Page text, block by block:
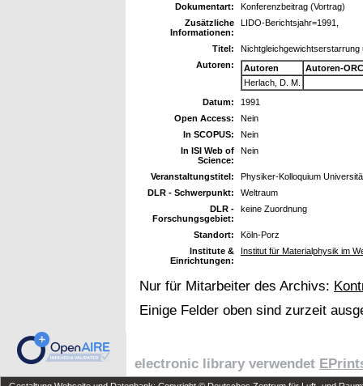
Dokumentart:
Konferenzbeitrag (Vortrag)
Zusätzliche
Informationen:
LIDO-Berichtsjahr=1991,
Titel:
Autoren:
Autoren
Autoren-
Herlach, D. M.
Datum:
1991
Open Access:
Nein
In SCOPUS:
Nein
In ISI Web of
Science:
Nein
Veranstaltungstitel:
Physiker-Kolloquium
DLR - Schwerpunkt:
Weltraum
DLR -
Forschungsgebiet:
keine Zuordnung
Standort:
Köln-Porz
Institute &
Einrichtungen:
Institut für Materialphysik im
Nur für Mitarbeiter des Archivs:
Einige Felder oben sind zurzeit
electronic library verwendet